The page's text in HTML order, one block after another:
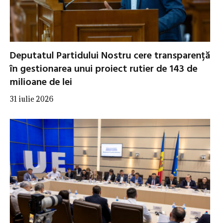
Deputatul Partidului Nostru cere transparență
în gestionarea unui proiect rutier de 143 de
milioane de lei
31 iulie 2026